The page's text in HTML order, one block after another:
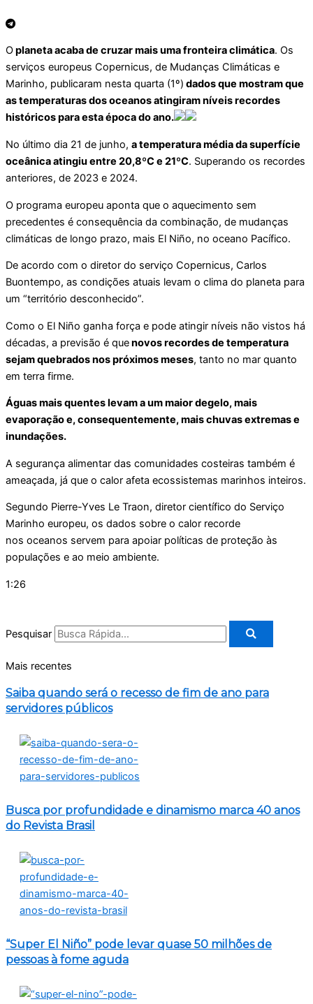
Oplaneta acaba de cruzar mais uma fronteira climática. Os
serviços europeus Copernicus, de Mudanças Climáticas e
Marinho, publicaram nesta quarta (1º) dados que mostram que
as temperaturas dos oceanos atingiram níveis recordes
históricos para esta época do ano.
No último dia 21 de junho, a temperatura média da superfície
oceânica atingiu entre 20,8ºC e 21ºC. Superando os recordes
anteriores, de 2023 e 2024.
O programa europeu aponta que o aquecimento sem
precedentes é consequência da combinação, de mudanças
climáticas de longo prazo, mais El Niño, no oceano Pacífico.
De acordo com o diretor do serviço Copernicus, Carlos
Buontempo, as condições atuais levam o clima do planeta para
um “território desconhecido”.
Como o El Niño ganha força e pode atingir níveis não vistos há
décadas, a previsão é quenovos recordes de temperatura
sejam quebrados nos próximos meses, tanto no mar quanto
em terra firme.
Águas mais quentes levam a um maior degelo, mais
evaporação e, consequentemente, mais chuvas extremas e
inundações.
A segurança alimentar das comunidades costeiras também é
ameaçada, já que o calor afeta ecossistemas marinhos inteiros.
Segundo Pierre-Yves Le Traon, diretor científico do Serviço
Marinho europeu, os dados sobre o calor recorde
nos oceanos servem para apoiar políticas de proteção às
populações e ao meio ambiente.
1:26
Pesquisar
Mais recentes
Saiba quando será o recesso de fim de ano para
servidores públicos
Busca por profundidade e dinamismo marca 40 anos
do Revista Brasil
“Super El Niño” pode levar quase 50 milhões de
pessoas à fome aguda